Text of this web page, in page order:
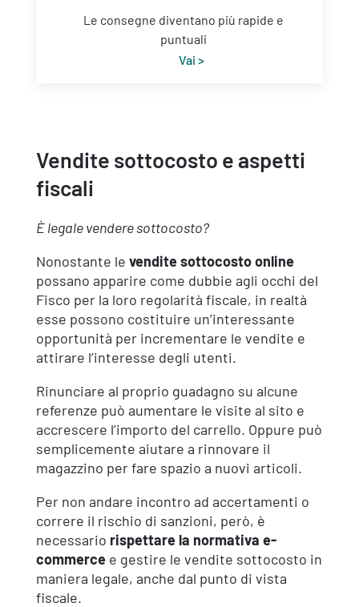
Le consegne diventano più rapide e
puntuali
Vai >
Vendite sottocosto e aspetti
fiscali
È legale vendere sottocosto?
Nonostante le vendite sottocosto online
possano apparire come dubbie agli occhi del
Fisco per la loro regolarità fiscale, in realtà
esse possono costituire un’interessante
opportunità per incrementare le vendite e
attirare l’interesse degli utenti.
Rinunciare al proprio guadagno su alcune
referenze può aumentare le visite al sito e
accrescere l’importo del carrello. Oppure può
semplicemente aiutare a rinnovare il
magazzino per fare spazio a nuovi articoli.
Per non andare incontro ad accertamenti o
correre il rischio di sanzioni, però, è
necessario rispettare la normativa e-
commercee gestire le vendite sottocosto in
maniera legale, anche dal punto di vista
fiscale.